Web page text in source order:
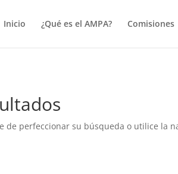
Inicio
¿Qué es el AMPA? Comisiones
de perfeccionar su búsqueda o utilice la